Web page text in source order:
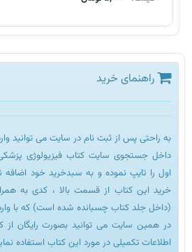
راهنمای خرید
به راحتی پس از ثبت نام در سایت می توانید
اول را تایپ نموده و به سبدخرید خود اضافه
خرید این کتاب از قسمت بالا ، کدی به
(داخل جلد کتاب چسبانده شده است) که با
در همین سایت می توانید بصورت رایگان از
اطلاعات تکمیلی در مورد این کتاب استفاده